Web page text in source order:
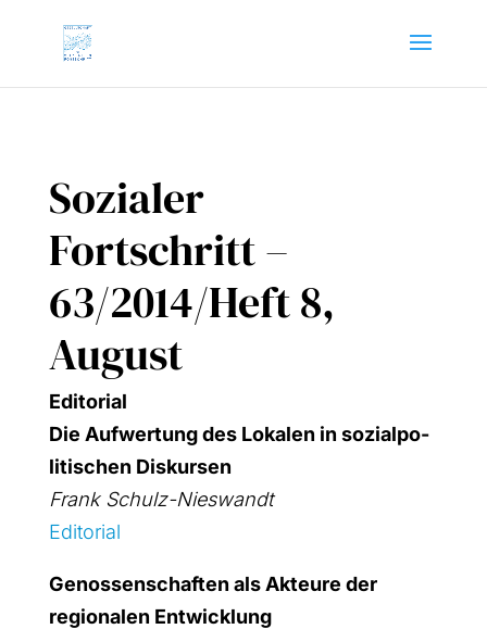
Sozialer
Fortschritt –
63/2014/Heft 8,
August
Edi­to­ri­al
Die Auf­wer­tung des Loka­len in sozi­al­po­
li­ti­schen Dis­kur­sen
Frank Schulz-Nies­wandt
Edi­to­ri­al
Genos­sen­schaf­ten als Akteu­re der
regio­na­len Ent­wick­lung